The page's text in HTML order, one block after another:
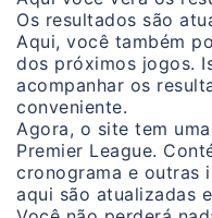
Os resultados são
Aqui, você também
dos próximos jogos.
acompanhar os
conveniente.
Agora, o site tem
Premier League.
cronograma e outras
aqui são atualizadas